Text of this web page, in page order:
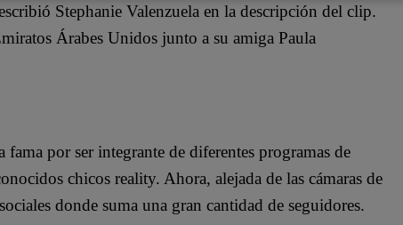
Stephanie Valenzuela en la descripción del clip.
Árabes Unidos junto a su amiga Paula
por ser integrante de diferentes programas de
chicos reality. Ahora, alejada de las cámaras de
donde suma una gran cantidad de seguidores.